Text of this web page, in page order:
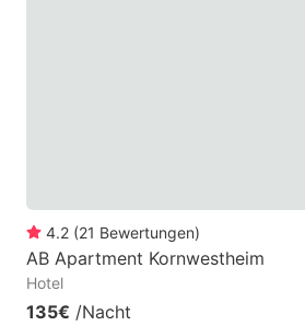
4.2 (21 Bewertungen)
AB Apartment Kornwestheim
Hotel
135€ /Nacht